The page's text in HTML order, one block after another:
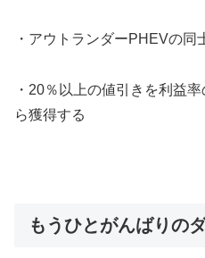
・アウトランダーPHEVの同
・20％以上の値引きを利益
ら獲得する
もうひとがんばりの